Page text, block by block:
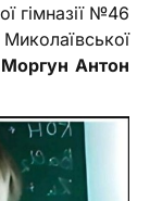
гімназії №46
Моргун Антон